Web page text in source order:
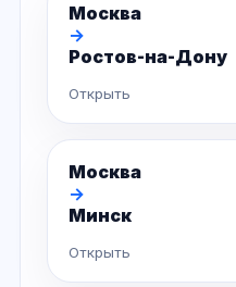
Москва
→
Ростов-на-Дону
Открыть
Москва
→
Минск
Открыть